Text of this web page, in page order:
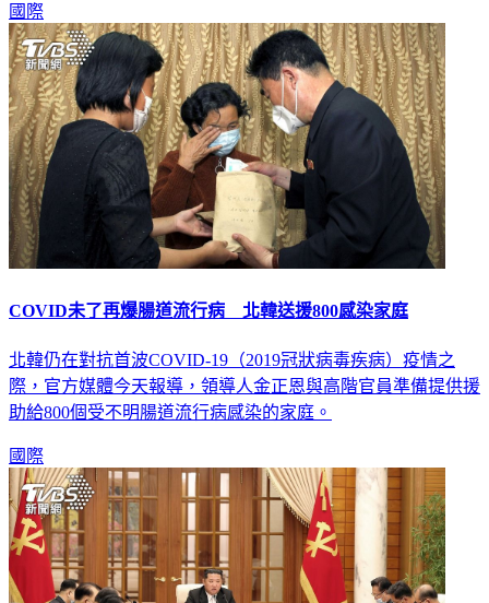
國際
COVID未了再爆腸道流行病 北韓送援800感染家庭
北韓仍在對抗首波COVID-19（2019冠狀病毒疾病）疫情之
際，官方媒體今天報導，領導人金正恩與高階官員準備提供援
助給800個受不明腸道流行病感染的家庭。
國際